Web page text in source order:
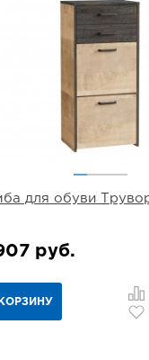
для обуви
руб.